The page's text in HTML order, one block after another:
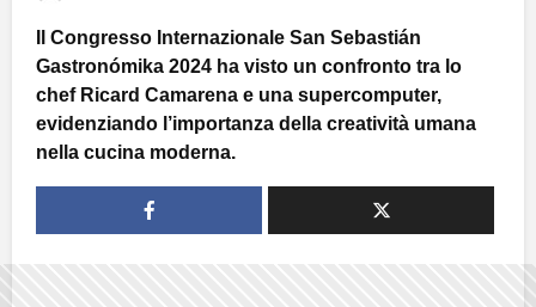
Il Congresso Internazionale San Sebastián
Gastronómika 2024 ha visto un confronto tra lo
chef Ricard Camarena e una supercomputer,
evidenziando l’importanza della creatività umana
nella cucina moderna.